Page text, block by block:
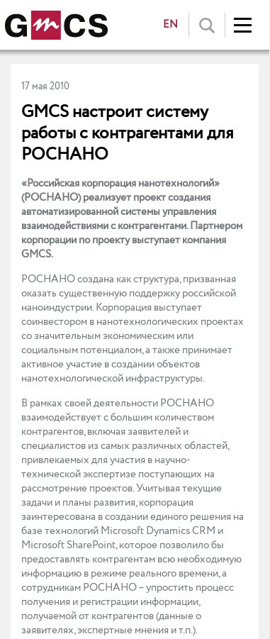
EN
17 мая 2010
GMCS настроит систему
работы с контрагентами для
РОСНАНО
«Российская корпорация нанотехнологий»
(РОСНАНО) реализует проект создания
автоматизированной системы управления
взаимодействиями с контрагентами. Партнером
корпорации по проекту выступает компания
GMCS.
РОСНАНО создана как структура, призванная
оказать существенную поддержку российской
наноиндустрии. Корпорация выступает
соинвестором в нанотехнологических проектах
со значительным экономическим или
социальным потенциалом, а также принимает
активное участие в создании объектов
нанотехнологической инфраструктуры.
В рамках своей деятельности РОСНАНО
взаимодействует с большим количеством
контрагентов, включая заявителей и
специалистов из самых различных областей,
привлекаемых для участия в научно-
технической экспертизе поступающих на
рассмотрение проектов. Учитывая текущие
задачи и планы развития, корпорация
заинтересована в создании единого решения на
базе технологий Microsoft Dynamics CRM и
Microsoft SharePoint, которое позволило бы
предоставлять контрагентам всю необходимую
информацию в режиме реального времени, а
сотрудникам РОСНАНО – упростить процесс
получения и регистрации информации,
получаемой от контрагентов (данные о
заявителях, экспертные мнения и т.п.).